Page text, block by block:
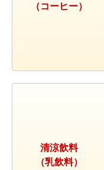
（コーヒー）
清涼飲料
（乳飲料）